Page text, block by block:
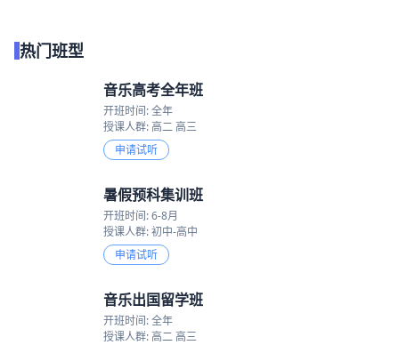
热门班型
音乐高考全年班
开班时间: 全年
授课人群: 高二 高三
申请试听
暑假预科集训班
开班时间: 6-8月
授课人群: 初中-高中
申请试听
音乐出国留学班
开班时间: 全年
授课人群: 高二 高三